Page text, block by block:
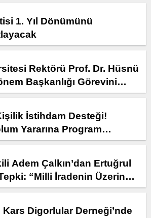
1. Yıl Dönümünü
Rektörü Prof. Dr. Hüsnü
Başkanlığı Görevini
İstihdam Desteği!
Yararına Program
Edilecek
Adem Çalkın’dan Ertuğrul
“Milli İradenin Üzerinde
Kars Digorlular Derneği’nde